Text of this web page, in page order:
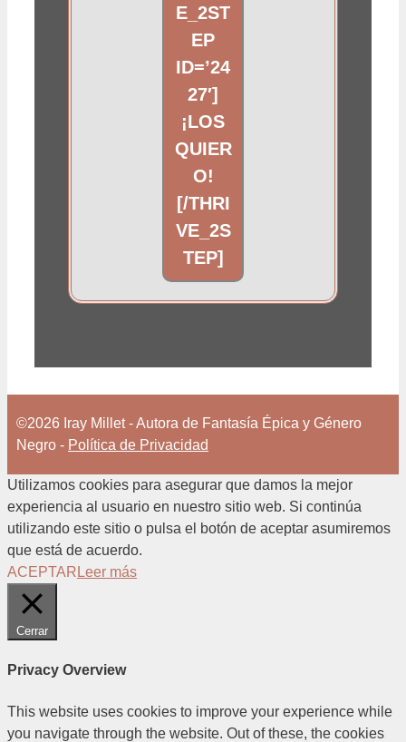
E_2ST
EP
ID=’24
27′]
¡LOS
QUIER
O!
[/THRI
VE_2S
TEP]
©2026 Iray Millet - Autora de Fantasía Épica y Género
Negro - Política de Privacidad
Utilizamos cookies para asegurar que damos la mejor
experiencia al usuario en nuestro sitio web. Si continúa
utilizando este sitio o pulsa el botón de aceptar asumiremos
que está de acuerdo.
ACEPTAR Leer más
Cerrar
Privacy Overview
This website uses cookies to improve your experience while
you navigate through the website. Out of these, the cookies